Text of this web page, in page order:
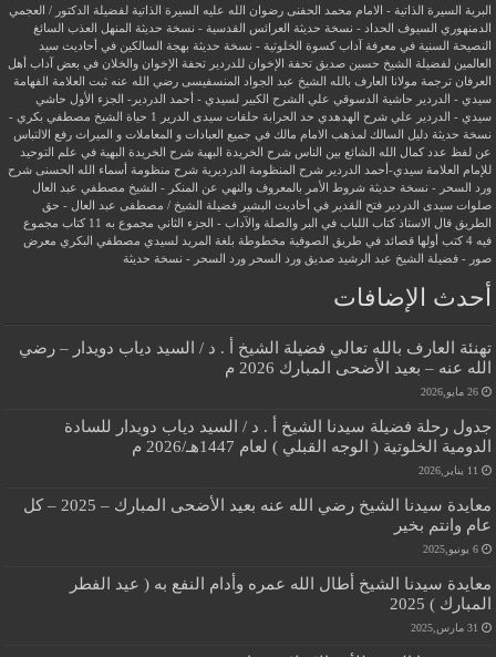
البرية
السيرة الذاتية - الامام محمد الحفنى رضوان الله عليه
السيرة الذاتية لفضيلة الدكتور / العجمي
الدمنهوري
السيوف الحداد - نسخة حديثة العرائس القدسية - نسخة حديثة
المنهل العذب السائغ
النصيحة السنية في معرفة آداب كسوة الخلوتية - نسخة حديثة بهجة السالكين في أحاديث سيد
العالمين لفضيلة الشيخ حسين صديق
تحفة الإخوان للدردير تحفة الإخوان والخلان في بعض آداب أهل
العرفان ترجمة مولانا العارف بالله الشيخ عبد الجواد المنسفيسى رضي الله عنه ثبت العلامة الفهامة
سيدي - الدردير
حاشية الدسوقي علي الشرح الكبير لسيدي - أحمد الدردير- الجزء الأول حاشي
سيدي - الدردير علي شرح الهدهدي حد الحرابة حلقات سيدى الدرير 1
حياة الشيخ مصطفي بكري -
نسخة حديثة دليل السالك لمذهب الامام مالك في جميع العبادات و المعاملات و الميراث رفع الالتباس
عن لفظ عدد كمال الله الشائع بين الناس شرح الخريدة البهية شرح الخريدة البهية في علم التوحيد
للإمام العلامة سيدي-أحمد الدردير شرح المنظومة الدرديرية شرح منظومة أسماء الله الحسنى شرح
ورد السحر - نسخة حديثة شروط الأمر بالمعروف والنهي عن المنكر - الشيخ مصطفي عبد العال
صلوات سيدى الدردير فتح القدير في أحاديث البشير فضيلة الشيخ / مصطفى عبد العال - حق
الطريق
قال الاستاذ كتاب اللباب في البر والصلة والآداب - الجزء الثاني مجموع به 11 كتاب
مجموع
فيه 4 كتب أولها قصائد في طريق الصوفية
مخطوطة بلغة المريد لسيدي مصطفي البكري معرض
صور - فضيلة الشيخ عبد الرشيد صديق
ورد السحر ورد السحر - نسخة حديثة
أحدث الإضافات
تهنئة العارف بالله تعالي فضيلة الشيخ أ . د / السيد دياب دويدار – رضي
الله عنه – بعيد الأضحى المبارك 2026 م
26 مايو,2026
جدول رحلة فضيلة سيدنا الشيخ أ . د / السيد دياب دويدار للسادة
الدومية الخلوتية ( الوجه القبلي ) لعام 1447هـ/2026 م
11 يناير,2026
معايدة سيدنا الشيخ رضي الله عنه بعيد الأضحى المبارك – 2025 – كل
عام وانتم بخير
6 يونيو,2025
معايدة سيدنا الشيخ أطال الله عمره وأدام النفع به ( عيد الفطر
المبارك ) 2025
31 مارس,2025